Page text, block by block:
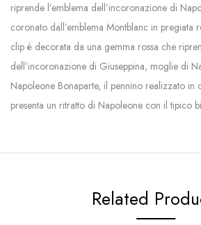
riprende l’emblema dell’incoronazione di
coronato dall’emblema Montblanc in pregiata
clip è decorata da una gemma rossa che
dell’incoronazione di Giuseppina, moglie di
Napoleone Bonaparte, il pennino realizzato in
presenta un ritratto di Napoleone con il tipico
Related